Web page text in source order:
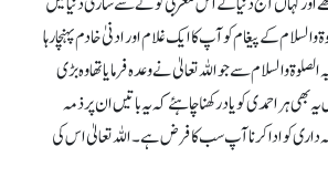
کے پیغام کو آپ کا ایک غلام اور ادنیٰ خادم پہنچا رہا
والسلام سے جو اللہ تعالیٰ نے وعدہ فرمایا تھا وہ بڑی
ہر احمدی کو یاد رکھنا چاہئے کہ یہ باتیں ان پر ذمہ
داری کو ادا کرنا آپ سب کا فرض ہے۔ اللہ تعالیٰ اس کی